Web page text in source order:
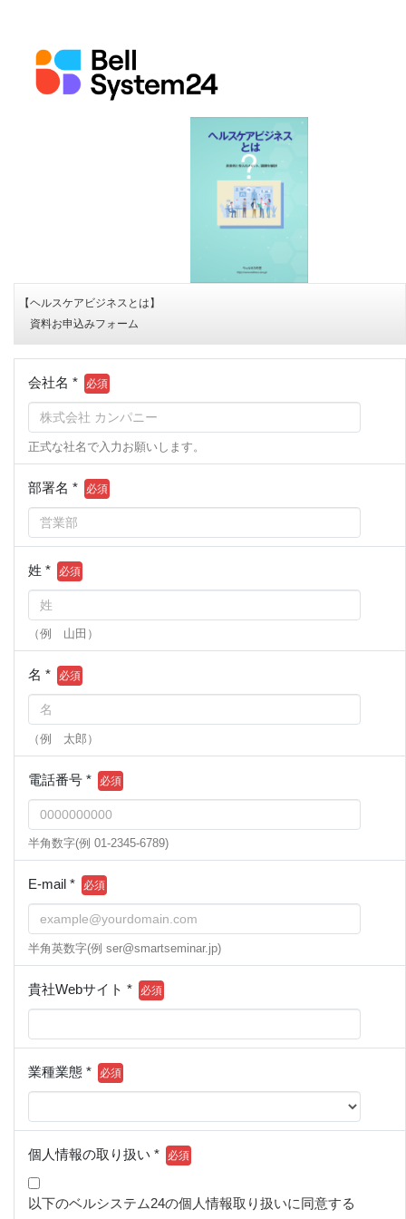
【ヘルスケアビジネスとは】
資料お申込みフォーム
会社名 *
正式な社名で入力お願いします。
部署名 *
姓 *
（例 山田）
名 *
（例 太郎）
電話番号 *
半角数字(例 01-2345-6789)
E-mail *
半角英数字(例 ser@smartseminar.jp)
貴社Webサイト *
業種業態 *
個人情報の取り扱い *
以下のベルシステム24の個人情報取り扱いに同意する